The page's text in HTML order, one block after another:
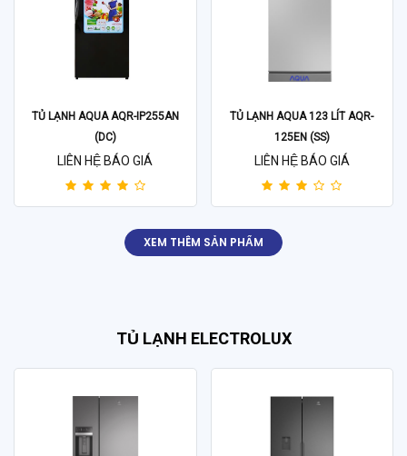
TỦ LẠNH AQUA AQR-IP255AN
(DC)
LIÊN HỆ BÁO GIÁ
TỦ LẠNH AQUA 123 LÍT AQR-
125EN (SS)
LIÊN HỆ BÁO GIÁ
XEM THÊM SẢN PHẨM
TỦ LẠNH ELECTROLUX